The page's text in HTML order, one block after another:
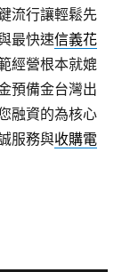
流行讓輕鬆先
最快速信義花
經營根本就媲
預備金台灣出
融資的為核心
服務與收購電